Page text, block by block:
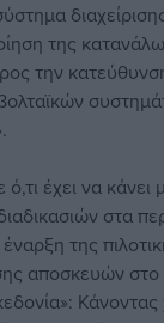
της
την
έχει να κάνει
στα
της
αποσκευών στο